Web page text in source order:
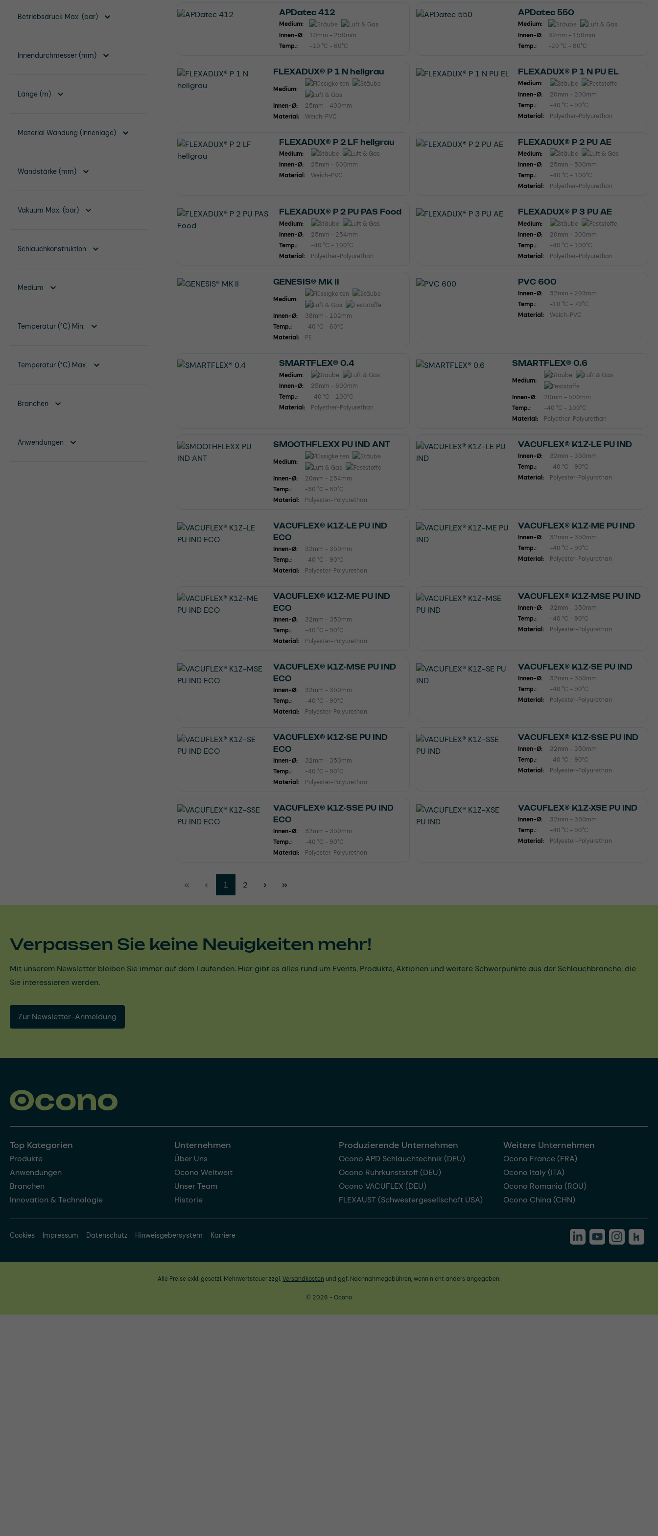
Betriebsdruck Max. (bar)
Innendurchmesser (mm)
Länge (m)
Material Wandung (Innenlage)
Wandstärke (mm)
Vakuum Max. (bar)
Schlauchkonstruktion
Medium
Temperatur (°C) Min.
Temperatur (°C) Max.
Branchen
Anwendungen
APDatec 412
Medium:
Innen-Ø:
10mm - 250mm
Temp.:
-10 °C - 60°C
APDatec 550
Medium:
Innen-Ø:
32mm - 150mm
Temp.:
-20 °C - 80°C
FLEXADUX® P 1 N hellgrau
Medium:
Innen-Ø:
25mm - 400mm
Material:
Weich-PVC
FLEXADUX® P 1 N PU EL
Medium:
Innen-Ø:
20mm - 200mm
Temp.:
-40 °C - 90°C
Material:
Polyether-Polyurethan
FLEXADUX® P 2 LF hellgrau
Medium:
Innen-Ø:
25mm - 600mm
Material:
Weich-PVC
FLEXADUX® P 2 PU AE
Medium:
Innen-Ø:
25mm - 500mm
Temp.:
-40 °C - 100°C
Material:
Polyether-Polyurethan
FLEXADUX® P 2 PU PAS Food
Medium:
Innen-Ø:
25mm - 254mm
Temp.:
-40 °C - 100°C
Material:
Polyether-Polyurethan
FLEXADUX® P 3 PU AE
Medium:
Innen-Ø:
20mm - 300mm
Temp.:
-40 °C - 100°C
Material:
Polyether-Polyurethan
GENESIS® MK II
Medium:
Innen-Ø:
38mm - 102mm
Temp.:
-40 °C - 60°C
Material:
PE
PVC 600
Innen-Ø:
32mm - 203mm
Temp.:
-10 °C - 70°C
Material:
Weich-PVC
SMARTFLEX® 0.4
Medium:
Innen-Ø:
25mm - 600mm
Temp.:
-40 °C - 100°C
Material:
Polyether-Polyurethan
SMARTFLEX® 0.6
Medium:
Innen-Ø:
20mm - 500mm
Temp.:
-40 °C - 100°C
Material:
Polyether-Polyurethan
SMOOTHFLEXX PU IND ANT
Medium:
Innen-Ø:
20mm - 254mm
Temp.:
-30 °C - 80°C
Material:
Polyester-Polyurethan
VACUFLEX® K1Z-LE PU IND
Innen-Ø:
32mm - 350mm
Temp.:
-40 °C - 90°C
Material:
Polyester-Polyurethan
VACUFLEX® K1Z-LE PU IND
ECO
Innen-Ø:
32mm - 350mm
Temp.:
-40 °C - 90°C
Material:
Polyester-Polyurethan
VACUFLEX® K1Z-ME PU IND
Innen-Ø:
32mm - 350mm
Temp.:
-40 °C - 90°C
Material:
Polyester-Polyurethan
VACUFLEX® K1Z-ME PU IND
ECO
Innen-Ø:
32mm - 350mm
Temp.:
-40 °C - 90°C
Material:
Polyester-Polyurethan
VACUFLEX® K1Z-MSE PU IND
Innen-Ø:
32mm - 350mm
Temp.:
-40 °C - 90°C
Material:
Polyester-Polyurethan
VACUFLEX® K1Z-MSE PU IND
ECO
Innen-Ø:
32mm - 350mm
Temp.:
-40 °C - 90°C
Material:
Polyester-Polyurethan
VACUFLEX® K1Z-SE PU IND
Innen-Ø:
32mm - 350mm
Temp.:
-40 °C - 90°C
Material:
Polyester-Polyurethan
VACUFLEX® K1Z-SE PU IND
ECO
Innen-Ø:
32mm - 350mm
Temp.:
-40 °C - 90°C
Material:
Polyester-Polyurethan
VACUFLEX® K1Z-SSE PU IND
Innen-Ø:
32mm - 350mm
Temp.:
-40 °C - 90°C
Material:
Polyester-Polyurethan
VACUFLEX® K1Z-SSE PU IND
ECO
Innen-Ø:
32mm - 350mm
Temp.:
-40 °C - 90°C
Material:
Polyester-Polyurethan
VACUFLEX® K1Z-XSE PU IND
Innen-Ø:
32mm - 350mm
Temp.:
-40 °C - 90°C
Material:
Polyester-Polyurethan
Seite
1 Seite
2
Verpassen Sie keine Neuigkeiten mehr!
Mit unserem Newsletter bleiben Sie immer auf dem Laufenden. Hier gibt es alles rund um Events, Produkte, Aktionen und weitere Schwerpunkte aus der Schlauchbranche, die
Sie interessieren werden.
Zur Newsletter-Anmeldung
Top Kategorien
Produkte
Anwendungen
Branchen
Innovation & Technologie
Unternehmen
Über Uns
Ocono Weltweit
Unser Team
Historie
Produzierende Unternehmen
Ocono APD Schlauchtechnik (DEU)
Ocono Ruhrkunststoff (DEU)
Ocono VACUFLEX (DEU)
FLEXAUST (Schwestergesellschaft USA)
Weitere Unternehmen
Ocono France (FRA)
Ocono Italy (ITA)
Ocono Romania (ROU)
Ocono China (CHN)
Cookies Impressum Datenschutz Hinweisgebersystem Karriere
Alle Preise exkl. gesetzl. Mehrwertsteuer zzgl.Versandkosten und ggf. Nachnahmegebühren, wenn nicht anders angegeben.
© 2026 - Ocono